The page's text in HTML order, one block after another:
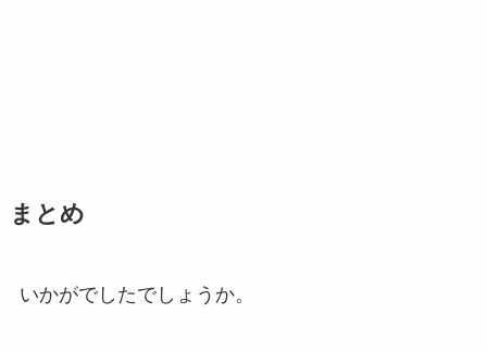
まとめ
いかがでしたでしょうか。